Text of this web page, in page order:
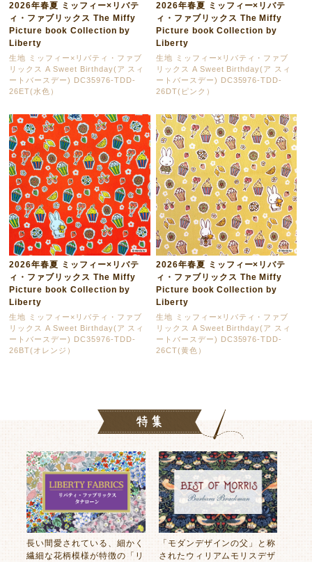
2026年春夏 ミッフィー×リバテ
ィ・ファブリックス The Miffy
Picture book Collection by
Liberty
生地 ミッフィー×リバティ・ファブ
リックス A Sweet Birthday(ア スィ
ートバースデー) DC35976-TDD-
26ET(水色）
2026年春夏 ミッフィー×リバテ
ィ・ファブリックス The Miffy
Picture book Collection by
Liberty
生地 ミッフィー×リバティ・ファブ
リックス A Sweet Birthday(ア スィ
ートバースデー) DC35976-TDD-
26DT(ピンク）
2026年春夏 ミッフィー×リバテ
ィ・ファブリックス The Miffy
Picture book Collection by
Liberty
生地 ミッフィー×リバティ・ファブ
リックス A Sweet Birthday(ア スィ
ートバースデー) DC35976-TDD-
26BT(オレンジ）
2026年春夏 ミッフィー×リバテ
ィ・ファブリックス The Miffy
Picture book Collection by
Liberty
生地 ミッフィー×リバティ・ファブ
リックス A Sweet Birthday(ア スィ
ートバースデー) DC35976-TDD-
26CT(黄色）
長い間愛されている、細かく
繊細な花柄模様が特徴の「リ
「モダンデザインの父」と称
されたウィリアムモリスデザ